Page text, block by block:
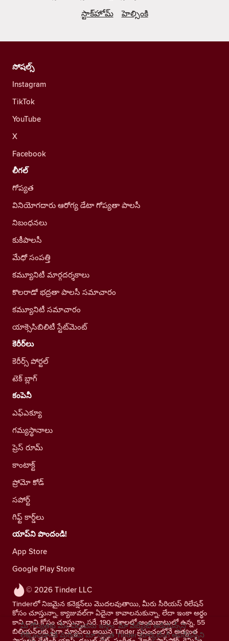
స్టాక్‌హోమ్
హెల్సింకి
© 2026 Tinder LLC
Tinderలో నిజమైన కనెక్షన్‌లు మొదలవుతాయి, మీరు సీరియస్ రిలేషన్
కోసం చూస్తున్నా, క్యాజువల్‌గా ఏదైనా కావాలనుకున్నా, లేదా ఇంకా అర్థం
కాని దాని కోసం చూస్తున్నా సరే. 190 దేశాలలో అందుబాటులో ఉన్న, 55
బిలియన్‌లకు పైగా మ్యాచ్‌లు అయిన Tinder ప్రపంచంలోనే అత్యంత
సోషల్స్
Instagram
TikTok
YouTube
X
Facebook
లీగల్
గోప్యత
వినియోగదారు ఆరోగ్య డేటా గోప్యతా పాలసీ
నిబంధనలు
కుకీపాలసీ
మేధో సంపత్తి
కమ్యూనిటీ మార్గదర్శకాలు
కొలరాడో భద్రతా పాలసీ సమాచారం
కమ్యూనిటీ సమాచారం
యాక్సెసిబిలిటీ స్టేట్‌మెంట్
కెరీర్‌లు
కెరీర్స్ పోర్టల్
టెక్ బ్లాగ్
కంపెనీ
ఎఫ్ఎక్యూ
గమ్యస్థానాలు
ప్రెస్ రూమ్
కాంటాక్ట్
ప్రోమో కోడ్
సపోర్ట్
గిఫ్ట్ కార్డ్‌లు
యాప్‌ని పొందండి!
App Store
Google Play Store
మీ గోప్యతకు మేం విలువను ఇస్తాం. మా వెబ్‌సైట్ ఆడియెన్స్‌ని
లెక్కించడానికి మరియు మా స్వంత Tinder మార్కెటింగ్ ఆపరేషన్స్‌ని